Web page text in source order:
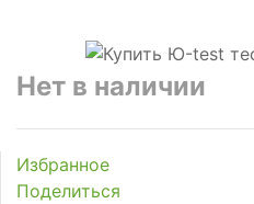
Нет в наличии
Избранное
Поделиться